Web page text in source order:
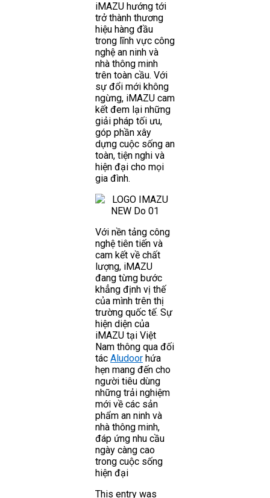
iMAZU hướng tới
trở thành thương
hiệu hàng đầu
trong lĩnh vực công
nghệ an ninh và
nhà thông minh
trên toàn cầu. Với
sự đổi mới không
ngừng, iMAZU cam
kết đem lại những
giải pháp tối ưu,
góp phần xây
dựng cuộc sống an
toàn, tiện nghi và
hiện đại cho mọi
gia đình.
Với nền tảng công
nghệ tiên tiến và
cam kết về chất
lượng, iMAZU
đang từng bước
khẳng định vị thế
của mình trên thị
trường quốc tế. Sự
hiện diện của
iMAZU tại Việt
Nam thông qua đối
tác Aludoor hứa
hẹn mang đến cho
người tiêu dùng
những trải nghiệm
mới về các sản
phẩm an ninh và
nhà thông minh,
đáp ứng nhu cầu
ngày càng cao
trong cuộc sống
hiện đại
This entry was